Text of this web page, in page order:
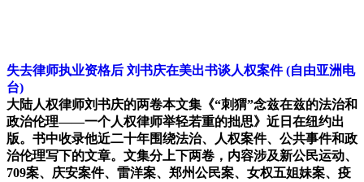
失去律师执业资格后 刘书庆在美出书谈人权案件 (自由亚洲电
台)
大陆人权律师刘书庆的两卷本文集《“刺猬”念兹在兹的法治和
政治伦理——一个人权律师举轻若重的拙思》近日在纽约出
版。书中收录他近二十年围绕法治、人权案件、公共事件和政
治伦理写下的文章。文集分上下两卷，内容涉及新公民运动、
709案、庆安案件、雷洋案、郑州公民案、女权五姐妹案、疫